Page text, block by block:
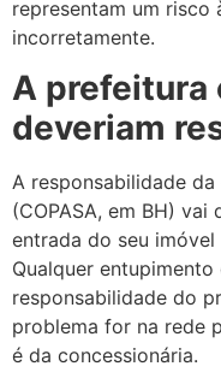
representam um risco
incorretamente.
A prefeitura
deveriam
A responsabilidade
(COPASA, em BH)
entrada do seu
Qualquer
responsabilidade do
problema for na rede
é da concessionária.